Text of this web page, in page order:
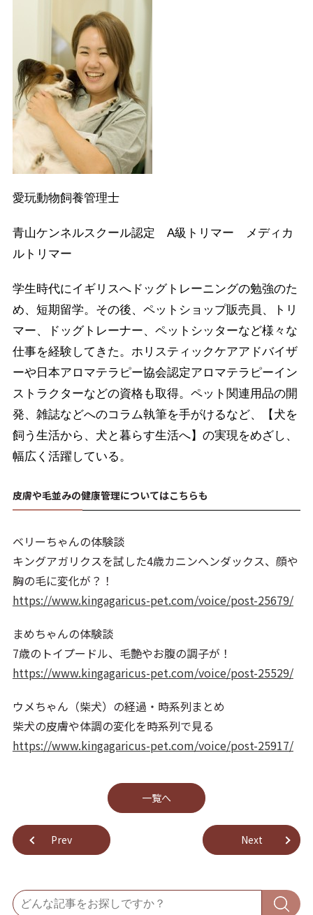
愛玩動物飼養管理士
青山ケンネルスクール認定 A級トリマー メディカ
ルトリマー
学生時代にイギリスへドッグトレーニングの勉強のた
め、短期留学。その後、ペットショップ販売員、トリ
マー、ドッグトレーナー、ペットシッターなど様々な
仕事を経験してきた。ホリスティックケアアドバイザ
ーや日本アロマテラピー協会認定アロマテラピーイン
ストラクターなどの資格も取得。ペット関連用品の開
発、雑誌などへのコラム執筆を手がけるなど、【犬を
飼う生活から、犬と暮らす生活へ】の実現をめざし、
幅広く活躍している。
皮膚や毛並みの健康管理についてはこちらも
ベリーちゃんの体験談
キングアガリクスを試した4歳カニンヘンダックス、顔や
胸の毛に変化が？！
https://www.kingagaricus-pet.com/voice/post-25679/
まめちゃんの体験談
7歳のトイプードル、毛艶やお腹の調子が！
https://www.kingagaricus-pet.com/voice/post-25529/
ウメちゃん（柴犬）の経過・時系列まとめ
柴犬の皮膚や体調の変化を時系列で見る
https://www.kingagaricus-pet.com/voice/post-25917/
Prev
⼀覧へ
Next